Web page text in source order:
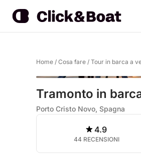
Home / Cosa fare / Tour in barca a
Tramonto in
Porto Cristo Novo, Spagna
4.9
44 RECENSIONI